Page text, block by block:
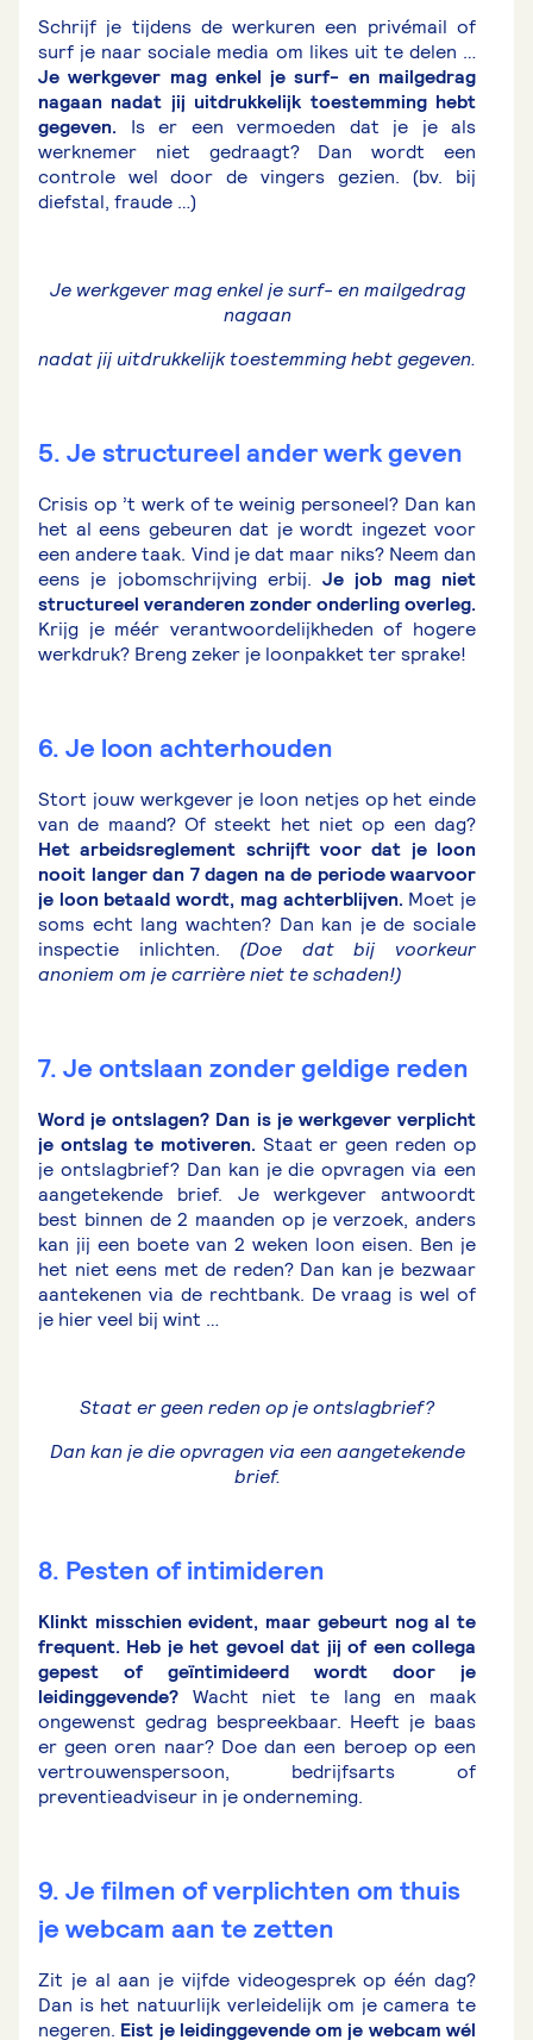
Schrijf je tijdens de werkuren een privémail of
surf je naar sociale media om likes uit te delen …
Je werkgever mag enkel je surf- en mailgedrag
nagaan nadat jij uitdrukkelijk toestemming hebt
gegeven. Is er een vermoeden dat je je als
werknemer niet gedraagt? Dan wordt een
controle wel door de vingers gezien. (bv. bij
diefstal, fraude …)
Je werkgever mag enkel je surf- en mailgedrag
nagaan
nadat jij uitdrukkelijk toestemming hebt gegeven.
5. Je structureel ander werk geven
Crisis op ’t werk of te weinig personeel? Dan kan
het al eens gebeuren dat je wordt ingezet voor
een andere taak. Vind je dat maar niks? Neem dan
eens je jobomschrijving erbij.Je job mag niet
structureel veranderen zonder onderling overleg.
Krijg je méér verantwoordelijkheden of hogere
werkdruk? Breng zeker je loonpakket ter sprake!
6. Je loon achterhouden
Stort jouw werkgever je loon netjes op het einde
van de maand? Of steekt het niet op een dag?
Het arbeidsreglement schrijft voor dat je loon
nooit langer dan 7 dagen na de periode waarvoor
je loon betaald wordt, mag achterblijven. Moet je
soms echt lang wachten? Dan kan je de sociale
inspectie inlichten. (Doe dat bij voorkeur
anoniem om je carrière niet te schaden!)
7. Je ontslaan zonder geldige reden
Word je ontslagen? Dan is je werkgever verplicht
je ontslag te motiveren. Staat er geen reden op
je ontslagbrief? Dan kan je die opvragen via een
aangetekende brief. Je werkgever antwoordt
best binnen de 2 maanden op je verzoek, anders
kan jij een boete van 2 weken loon eisen. Ben je
het niet eens met de reden? Dan kan je bezwaar
aantekenen via de rechtbank. De vraag is wel of
je hier veel bij wint …
Staat er geen reden op je ontslagbrief?
Dan kan je die opvragen via een aangetekende
brief.
8. Pesten of intimideren
Klinkt misschien evident, maar gebeurt nog al te
frequent. Heb je het gevoel dat jij of een collega
gepest of geïntimideerd wordt door je
leidinggevende? Wacht niet te lang en maak
ongewenst gedrag bespreekbaar. Heeft je baas
er geen oren naar? Doe dan een beroep op een
vertrouwenspersoon, bedrijfsarts of
preventieadviseur in je onderneming.
9. Je filmen of verplichten om thuis
je webcam aan te zetten
Zit je al aan je vijfde videogesprek op één dag?
Dan is het natuurlijk verleidelijk om je camera te
negeren. Eist je leidinggevende om je webcam wél